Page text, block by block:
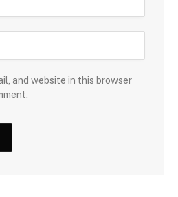
and website in this browser